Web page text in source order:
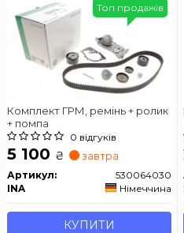
Комплект ГРМ, ремінь + ролик
+ помпа
0 відгуків
5 100 ₴ завтра
Артикул:
530064030
INA
Німеччина
КУПИТИ
Топ продажів